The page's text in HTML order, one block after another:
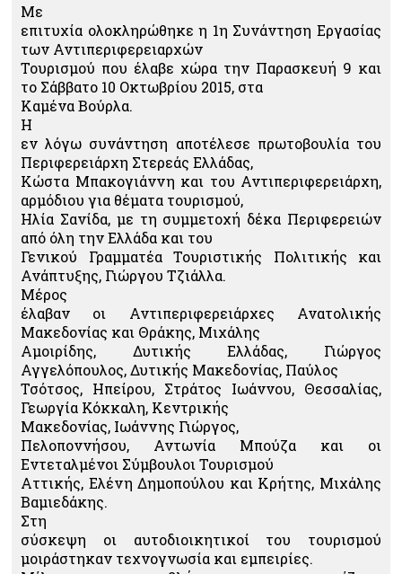
Με
επιτυχία ολοκληρώθηκε η 1η Συνάντηση Εργασίας
των Αντιπεριφερειαρχών
Τουρισμού που έλαβε χώρα την Παρασκευή 9 και
το Σάββατο 10 Οκτωβρίου 2015, στα
Καμένα Βούρλα.
Η
εν λόγω συνάντηση αποτέλεσε πρωτοβουλία του
Περιφερειάρχη Στερεάς Ελλάδας,
Κώστα Μπακογιάννη και του Αντιπεριφερειάρχη,
αρμόδιου για θέματα τουρισμού,
Ηλία Σανίδα, με τη συμμετοχή δέκα Περιφερειών
από όλη την Ελλάδα και του
Γενικού Γραμματέα Τουριστικής Πολιτικής και
Ανάπτυξης, Γιώργου Τζιάλλα.
Μέρος
έλαβαν οι Αντιπεριφερειάρχες Ανατολικής
Μακεδονίας και Θράκης, Μιχάλης
Αμοιρίδης, Δυτικής Ελλάδας, Γιώργος
Αγγελόπουλος, Δυτικής Μακεδονίας, Παύλος
Τσότσος, Ηπείρου, Στράτος Ιωάννου, Θεσσαλίας,
Γεωργία Κόκκαλη, Κεντρικής
Μακεδονίας, Ιωάννης Γιώργος,
Πελοποννήσου, Αντωνία Μπούζα και οι
Εντεταλμένοι Σύμβουλοι Τουρισμού
Αττικής, Ελένη Δημοπούλου και Κρήτης, Μιχάλης
Βαμιεδάκης.
Στη
σύσκεψη οι αυτοδιοικητικοί του τουρισμού
μοιράστηκαν τεχνογνωσία και εμπειρίες.